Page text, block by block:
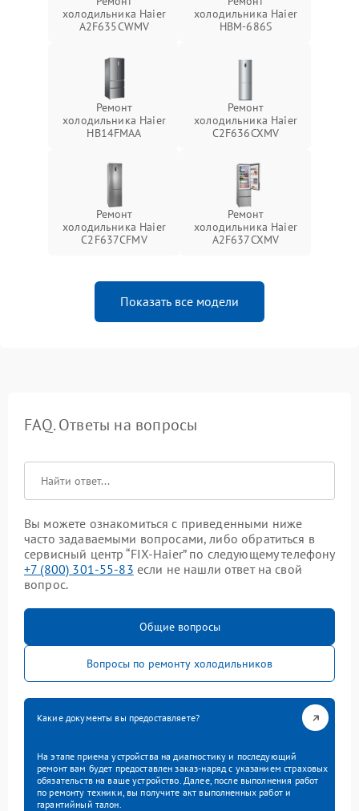
холодильника Haier
A2F635CWMV
холодильника Haier
HBM-686S
Ремонт
холодильника Haier
HB14FMAA
Ремонт
холодильника Haier
C2F636CXMV
Ремонт
холодильника Haier
C2F637CFMV
Ремонт
холодильника Haier
A2F637CXMV
Показать все модели
FAQ. Ответы на вопросы
Вы можете ознакомиться с приведенными ниже
часто задаваемыми вопросами, либо обратиться в
сервисный центр “FIX-Haier” по следующему телефону
+7 (800) 301-55-83 если не нашли ответ на свой
вопрос.
Общие вопросы
Вопросы по ремонту холодильников
Какие документы вы предоставляете?
На этапе приема устройства на диагностику и последующий
ремонт вам будет предоставлен заказ-наряд с указанием страховых
обязательств на ваше устройство. Далее, после выполнения работ
по ремонту техники, вы получите акт выполненных работ и
гарантийный талон.